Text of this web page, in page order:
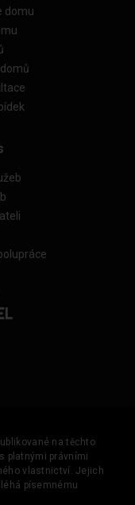
domu
na těchto
platnými právními
vlastnictví. Jejich
písemnému